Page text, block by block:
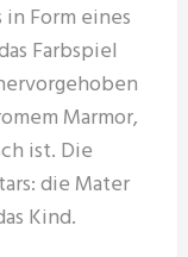
Form eines
Farbspiel
Marmor,
ist. Die
die Mater
Kind.